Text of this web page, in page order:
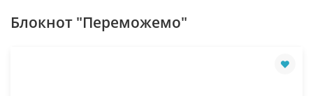
Блокнот "Переможемо"